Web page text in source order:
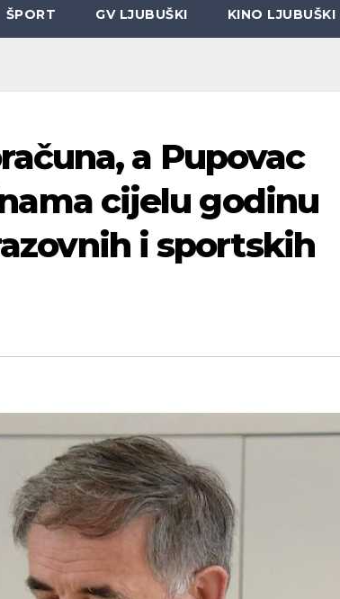
ŠPORT GV LJUBUŠKI KINO LJUBUŠKI
a Pupovac
cijelu godinu
i sportskih